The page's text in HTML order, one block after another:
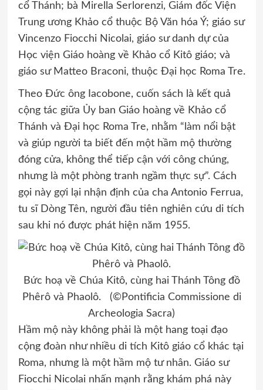
cổ Thánh; bà Mirella Serlorenzi, Giám đốc Viện
Trung ương Khảo cổ thuộc Bộ Văn hóa Ý; giáo sư
Vincenzo Fiocchi Nicolai, giáo sư danh dự của
Học viện Giáo hoàng về Khảo cổ Kitô giáo; và
giáo sư Matteo Braconi, thuộc Đại học Roma Tre.
Theo Đức ông Iacobone, cuốn sách là kết quả
cộng tác giữa Ủy ban Giáo hoàng về Khảo cổ
Thánh và Đại học Roma Tre, nhằm “làm nổi bật
và giúp người ta biết đến một hầm mộ thường
đóng cửa, không thể tiếp cận với công chúng,
nhưng là một phòng tranh ngầm thực sự”. Cách
gọi này gợi lại nhận định của cha Antonio Ferrua,
tu sĩ Dòng Tên, người đầu tiên nghiên cứu di tích
sau khi nó được phát hiện năm 1955.
Bức hoạ về Chúa Kitô, cùng hai Thánh Tông đồ
Phêrô và Phaolô. (©Pontificia Commissione di
Archeologia Sacra)
Hầm mộ này không phải là một hang toại đạo
cộng đoàn như nhiều di tích Kitô giáo cổ khác tại
Roma, nhưng là một hầm mộ tư nhân. Giáo sư
Fiocchi Nicolai nhấn mạnh rằng khám phá này